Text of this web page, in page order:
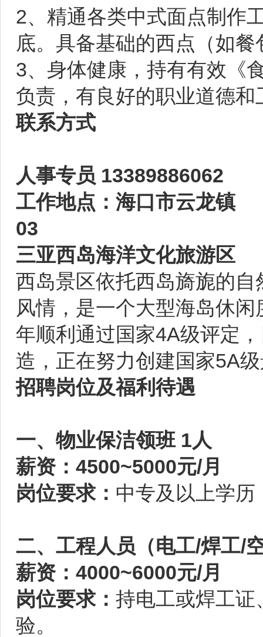
2、精通各类中式面点制作
底。具备基础的西点（如
3、身体健康，持有有效《
负责，有良好的职业道德和
联系方式
人事专员 13389886062
工作地点：海口市云龙镇
03
三亚西岛海洋文化旅游区
西岛景区依托西岛旖旎的
风情，是一个大型海岛休
年顺利通过国家4A级评定
造，正在努力创建国家5A
招聘岗位及福利待遇
一、物业保洁领班 1人
薪资：4500~5000元/月
岗位要求： 中专及以上学
二、工程人员（电工/焊工/
薪资：4000~6000元/月
岗位要求： 持电工或焊工证
验。